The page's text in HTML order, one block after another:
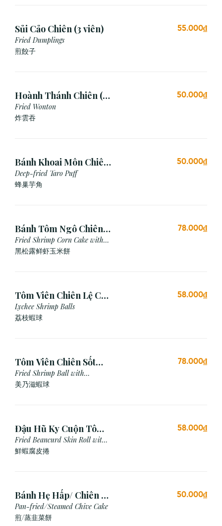
Sủi Cảo Chiên (3 viên)
Fried Dumplings
煎餃子
55.000₫
Hoành Thánh Chiên (3
viên)
Fried Wonton
炸雲吞
50.000₫
Bánh Khoai Môn Chiên
Xù (3 viên)
Deep-fried Taro Puff
蜂巢芋角
50.000₫
Bánh Tôm Ngô Chiên
Nấm Truffle (3 viên)
Fried Shrimp Corn Cake with
Truffle
黑松露鲜虾玉米餅
78.000₫
Tôm Viên Chiên Lệ Chi
(3 viên)
Lychee Shrimp Balls
荔枝蝦球
58.000₫
Tôm Viên Chiên Sốt
Mayonnaise (3 viên)
Fried Shrimp Ball with
Mayonnaise Sauce
美乃滋蝦球
78.000₫
Đậu Hũ Ky Cuộn Tôm
Chiên (3 cái)
Fried Beancurd Skin Roll with
Shrimp
鮮蝦腐皮捲
58.000₫
Bánh Hẹ Hấp/ Chiên (3
Cái)
Pan-fried/Steamed Chive Cake
煎/蒸韭菜餅
50.000₫